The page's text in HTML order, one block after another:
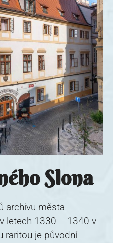
Slona
archivu města
letech 1330 – 1340 v
raritou je původní